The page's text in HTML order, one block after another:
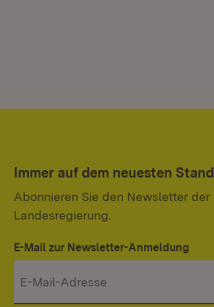
Immer auf dem neuesten Stand
Abonnieren Sie den Newsletter der
Landesregierung.
E-Mail zur Newsletter-Anmeldung